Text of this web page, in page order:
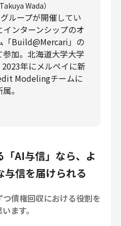
Wada）
ループが開催してい
ンターンシップのオ
「Build@Mercari」の
加。北海道大学大学
年にメルペイに新
Modelingチームに
。
AI与信」なら、よ
与信を届けられる
債権回収における役割を
ます。